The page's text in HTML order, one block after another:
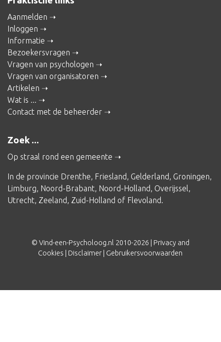
Aanmelden
Inloggen
Informatie
Bezoekersvragen
Vragen van psychologen
Vragen van organisatoren
Artikelen
Wat is ...
Contact met de beheerder
Zoek ...
Op straal rond een gemeente
In de provincie Drenthe, Friesland, Gelderland, Groningen,
Limburg, Noord-Brabant, Noord-Holland, Overijssel,
Utrecht, Zeeland, Zuid-Holland of Flevoland.
© Vind-een-Psycholoog.nl 2010-2026 | Privacy and
Cookies
Disclaimer Gebruikersvoorwaarden